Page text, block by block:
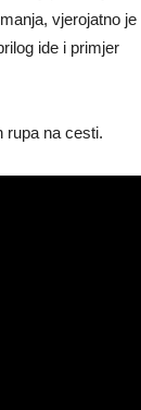
vjerojatno je
ide i primjer
rupa na cesti.